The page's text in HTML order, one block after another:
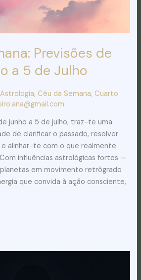
Previsões de
a 5 de Julho
Astrologia,Céu da Semana,Cuarto
junho a 5 de julho, traz-te uma
de clarificar o passado, resolver
alinhar-te com o que realmente
influências astrológicas fortes —
em movimento retrógrado
que convida à ação consciente,